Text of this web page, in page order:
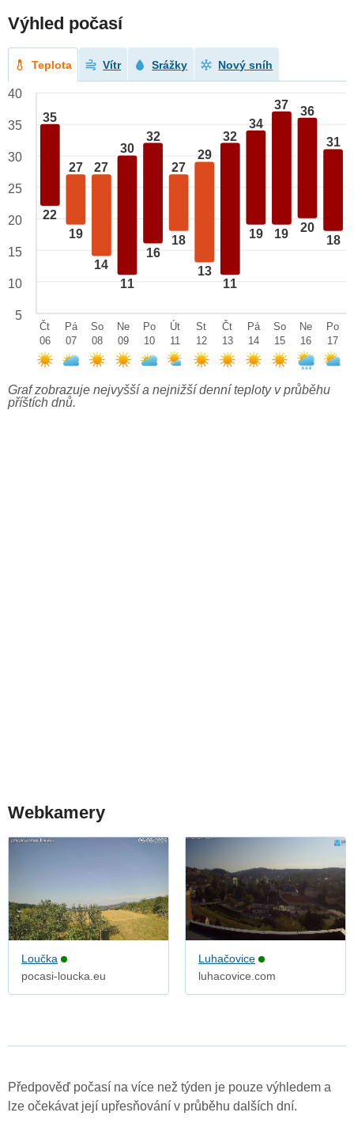
Výhled počasí
Teplota Vítr Srážky Nový sníh
35
22
27
19
27
14
30
11
32
16
27
18
29
13
32
11
34
19
37
19
36
20
31
18
40
35
30
25
20
15
10
5
Čt
06
Pá
07
So
08
Ne
09
Po
10
Út
11
St
12
Čt
13
Pá
14
So
15
Ne
16
Po
17
Graf zobrazuje nejvyšší a nejnižší denní teploty v průběhu
příštích dnů.
Webkamery
Loučka
pocasi-loucka.eu
Luhačovice
luhacovice.com
Předpověď počasí na více než týden je pouze výhledem a
lze očekávat její upřesňování v průběhu dalších dní.